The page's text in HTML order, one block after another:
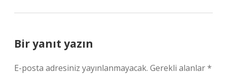
Bir yanıt yazın
E-posta adresiniz yayınlanmayacak. Gerekli alanlar*